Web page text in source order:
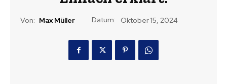
Von: Max Müller Datum: Oktober 15, 2024